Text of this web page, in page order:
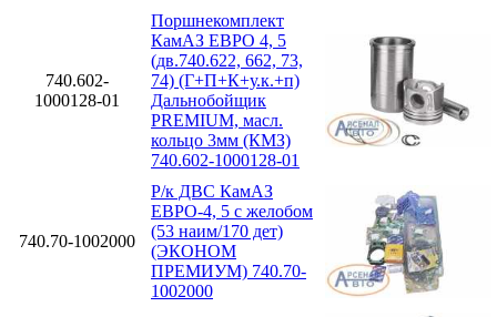
740.602-
1000128-01
Поршнекомплект
КамАЗ ЕВРО 4, 5
(дв.740.622, 662, 73,
74) (Г+П+К+у.к.+п)
Дальнобойщик
PREMIUM, масл.
кольцо 3мм (КМЗ)
740.602-1000128-01
740.70-1002000
Р/к ДВС КамАЗ
ЕВРО-4, 5 с желобом
(53 наим/170 дет)
(ЭКОНОМ
ПРЕМИУМ) 740.70-
1002000